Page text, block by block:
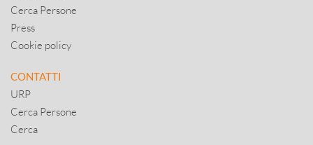
Cerca Persone
Press
Cookie policy
CONTATTI
URP
Cerca Persone
Cerca